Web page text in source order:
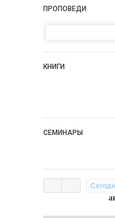
ПРОПОВЕДИ
КНИГИ
СЕМИНАРЫ